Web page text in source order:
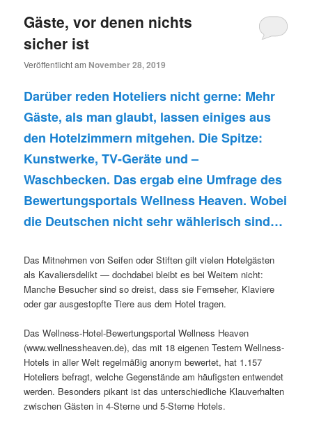
Gäste, vor denen nichts
sicher ist
Veröffentlicht am November 28, 2019
Darüber reden Hoteliers nicht gerne: Mehr
Gäste, als man glaubt, lassen einiges aus
den Hotelzimmern mitgehen. Die Spitze:
Kunstwerke, TV-Geräte und –
Waschbecken. Das ergab eine Umfrage des
Bewertungsportals Wellness Heaven. Wobei
die Deutschen nicht sehr wählerisch sind…
Das Mitnehmen von Seifen oder Stiften gilt vielen Hotelgästen
als Kavaliersdelikt — dochdabei bleibt es bei Weitem nicht:
Manche Besucher sind so dreist, dass sie Fernseher, Klaviere
oder gar ausgestopfte Tiere aus dem Hotel tragen.
Das Wellness-Hotel-Bewertungsportal Wellness Heaven
(www.wellnessheaven.de), das mit 18 eigenen Testern Wellness-
Hotels in aller Welt regelmäßig anonym bewertet, hat 1.157
Hoteliers befragt, welche Gegenstände am häufigsten entwendet
werden. Besonders pikant ist das unterschiedliche Klauverhalten
zwischen Gästen in 4-Sterne und 5-Sterne Hotels.